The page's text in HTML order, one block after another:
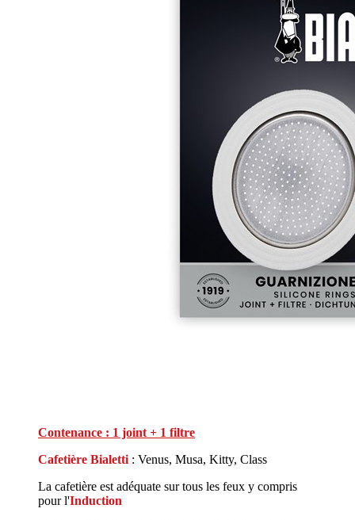
Contenance : 1 joint + 1 filtre
Cafetière Bialetti : Venus, Musa, Kitty, Class
La cafetière est adéquate sur tous les feux y compris
pour l'Induction